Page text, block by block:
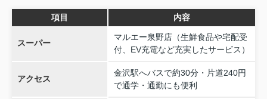
項目 内容
スーパー
マルエー泉野店（生鮮食品や宅配受
付、EV充電など充実したサービス）
アクセス
金沢駅へバスで約30分・片道240円
で通学・通勤にも便利